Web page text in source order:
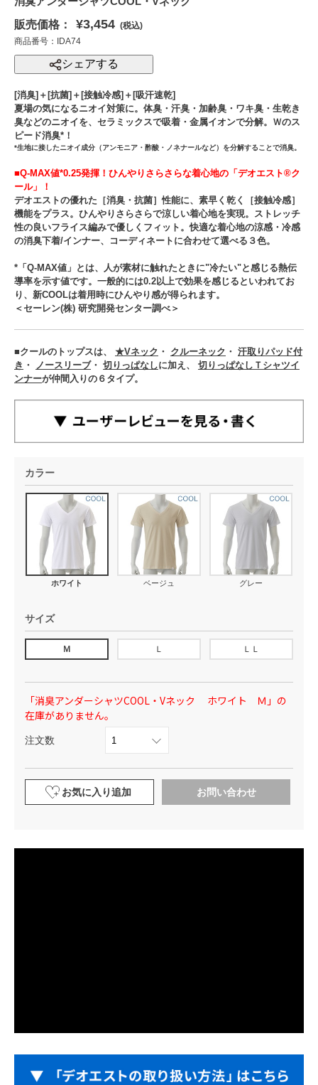
販売価格：
¥3,454 (税込)
商品番号：IDA74
シェアする
[消臭]＋[抗菌]＋[接触冷感]＋[吸汗速乾]
夏場の気になるニオイ対策に。体臭・汗臭・加齢臭・ワキ臭・生乾き
臭などのニオイを、セラミックスで吸着・金属イオンで分解。Ｗのス
ピード消臭*！
*生地に接したニオイ成分（アンモニア・酢酸・ノネナールなど）を分解することで消臭。
■Q-MAX値*0.25発揮！ひんやりさらさらな着心地の「デオエスト®ク
ール」！
デオエストの優れた［消臭・抗菌］性能に、素早く乾く［接触冷感］
機能をプラス。ひんやりさらさらで涼しい着心地を実現。ストレッチ
性の良いフライス編みで優しくフィット。快適な着心地の涼感・冷感
の消臭下着/インナー、コーディネートに合わせて選べる３色。
*「Q-MAX値」とは、人が素材に触れたときに"冷たい"と感じる熱伝
導率を示す値です。一般的には0.2以上で効果を感じるといわれてお
り、新COOLは着用時にひんやり感が得られます。
＜セーレン(株) 研究開発センター調べ＞
■クールのトップスは、 ★Vネック ・ クルーネック ・ 汗取りパッド付
き ・ ノースリーブ・ 切りっぱなしに加え、 切りっぱなしＴシャツイ
ンナーが仲間入りの６タイプ。
カラー
ホワイト ベージュ グレー
サイズ
Ｍ Ｌ ＬＬ
「消臭アンダーシャツCOOL・Vネック ホワイト Ｍ」の
在庫がありません。
注文数
お気に入り追加 お問い合わせ